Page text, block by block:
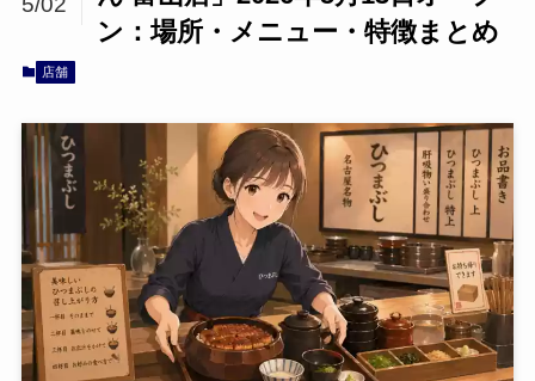
ン：場所・メニュー・特徴まとめ
店舗